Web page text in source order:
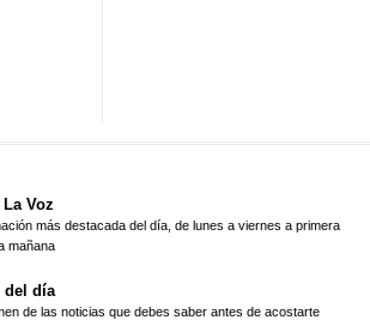
La Voz
más destacada del día, de lunes a viernes a primera
mañana
del día
de las noticias que debes saber antes de acostarte